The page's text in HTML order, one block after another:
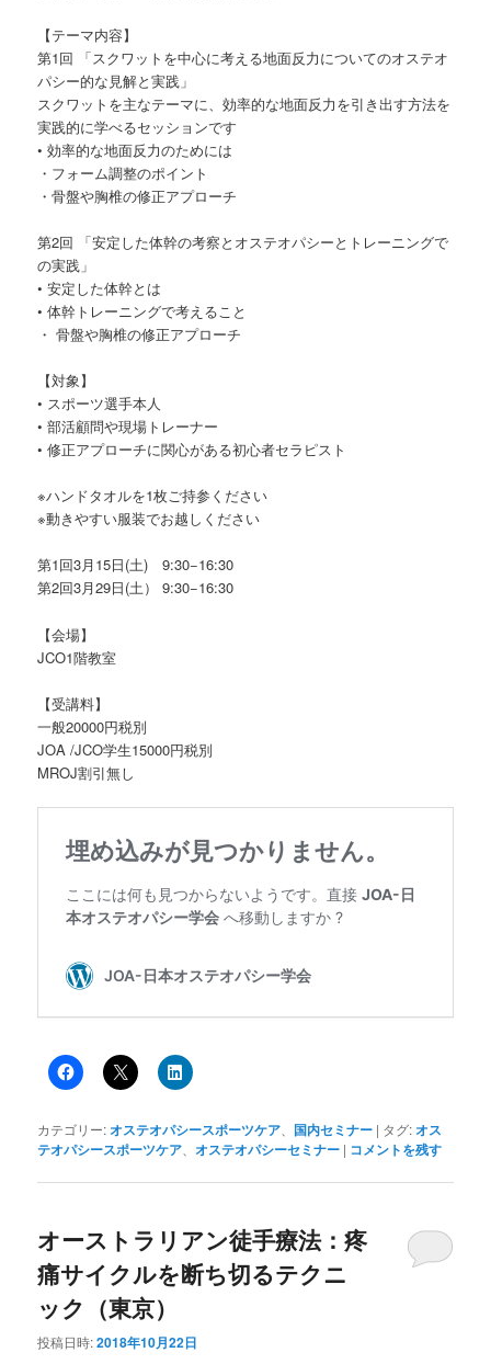
【テーマ内容】
第1回 「スクワットを中心に考える地面反力についてのオステオ
パシー的な見解と実践」
スクワットを主なテーマに、効率的な地面反力を引き出す方法を
実践的に学べるセッションです
• 効率的な地面反力のためには
・フォーム調整のポイント
・骨盤や胸椎の修正アプローチ
第2回 「安定した体幹の考察とオステオパシーとトレーニングで
の実践」
• 安定した体幹とは
• 体幹トレーニングで考えること
・ 骨盤や胸椎の修正アプローチ
【対象】
• スポーツ選手本人
• 部活顧問や現場トレーナー
• 修正アプローチに関心がある初心者セラピスト
※ハンドタオルを1枚ご持参ください
※動きやすい服装でお越しください
第1回3月15日(土) 9:30−16:30
第2回3月29日(土） 9:30−16:30
【会場】
JCO1階教室
【受講料】
一般20000円税別
JOA /JCO学生15000円税別
MROJ割引無し
カテゴリー:オステオパシースポーツケア 国内セミナー | タグ:オス
テオパシースポーツケア 、オステオパシーセミナー | コメントを残す
オーストラリアン徒手療法：疼
痛サイクルを断ち切るテクニ
ック（東京）
投稿日時:2018年10月22日